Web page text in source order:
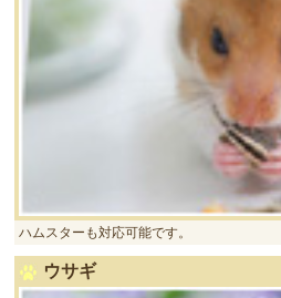
ハムスターも対応可能です。
ウサギ